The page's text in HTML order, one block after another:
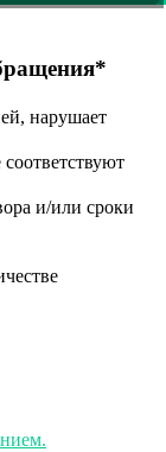
нарушает
и/или сроки